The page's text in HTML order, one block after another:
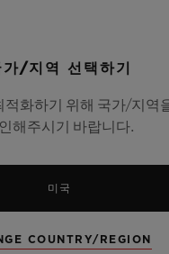
야에서 독보적인 기술력
어넘습니다. 매혹적이고
피스 리미티드 에디션
으로 끝없이 펼쳐진 여
담아냅니다.
가/지역 선택하기
적화하기 위해 국가/지역
해주시기 바랍니다.
미국
COUNTRY/REGION